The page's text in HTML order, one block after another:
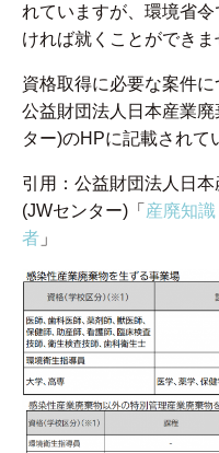
れていますが、環境省
ければ就くことができま
資格取得に必要な案件
公益財団法人日本産業
ター)のHPに記載されて
引用：公益財団法人日
(JWセンター)「 産廃知
者 」